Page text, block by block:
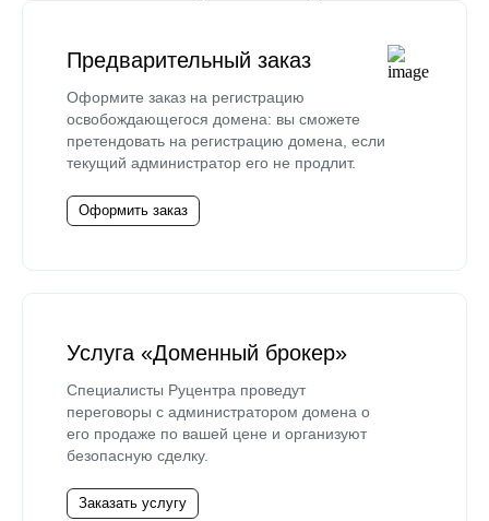
Предварительный заказ
Оформите заказ на регистрацию
освобождающегося домена: вы сможете
претендовать на регистрацию домена, если
текущий администратор его не продлит.
Оформить заказ
Услуга «Доменный брокер»
Специалисты Руцентра проведут
переговоры с администратором домена о
его продаже по вашей цене и организуют
безопасную сделку.
Заказать услугу